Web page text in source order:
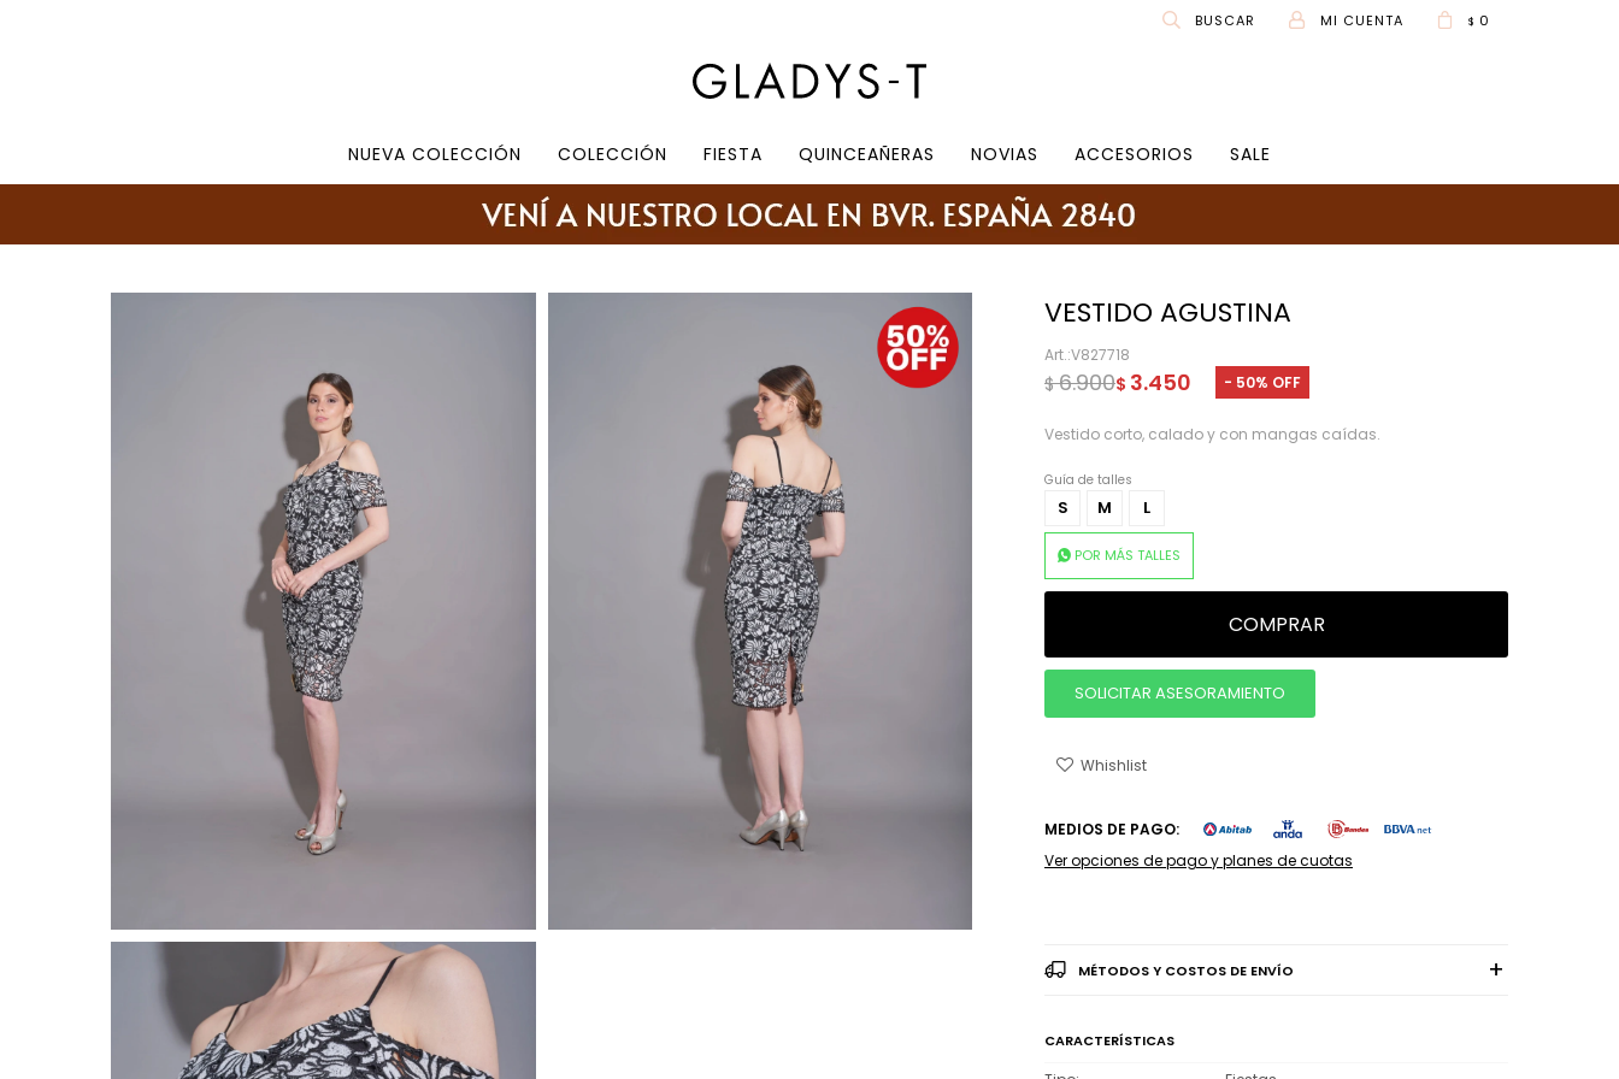
NUEVA COLECCIÓN COLECCIÓN FIESTA QUINCEAÑERAS NOVIAS ACCESORIOS SALE
$ 0
VESTIDO AGUSTINA
V827718
$ 3.450
$ 6.900 50
Vestido corto, calado y con mangas caídas.
Guía de talles
S M L
POR MÁS TALLES
COMPRAR
SOLICITAR ASESORAMIENTO
MEDIOS DE PAGO:
Ver opciones de pago y planes de cuotas
MÉTODOS Y COSTOS DE ENVÍO
CARACTERÍSTICAS